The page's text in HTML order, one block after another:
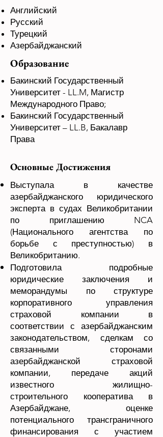
Английский
Русский
Турецкий
Азербайджанский
Образование
Бакинский Государственный
Университет - LL.M, Магистр
Международного Право;
Бакинский Государственный
Университет – LL.B, Бакалавр
Права
Основные Достижения
Выступала в качестве
азербайджанского юридического
эксперта в судах Великобритании
по приглашению NCA
(Национального агентства по
борьбе с преступностью) в
Великобританию.
Подготовила подробные
юридические заключения и
меморандумы по структуре
корпоративного управления
страховой компании в
соответствии с азербайджанским
законодательством, сделкам со
связанными сторонами
азербайджанской страховой
компании, передаче акций
известного жилищно-
строительного кооператива в
Азербайджане, оценке
потенциального трансграничного
финансирования с участием